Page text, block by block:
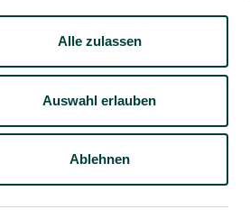
Alle zulassen
Auswahl erlauben
Ablehnen